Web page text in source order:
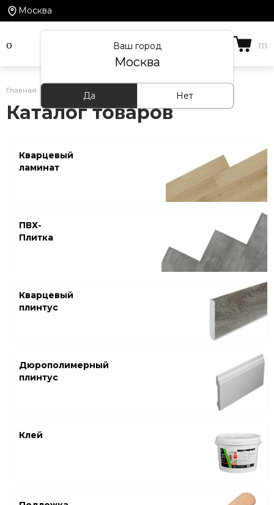
Москва
Ваш город
Москва
Да Нет
Главная Каталог товаров
Каталог товаров
Кварцевый
ламинат
ПВХ-
Плитка
Кварцевый
плинтус
Дюрополимерный
плинтус
Клей